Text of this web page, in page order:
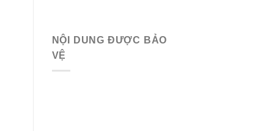
NỘI DUNG ĐƯỢC BẢO
VỆ